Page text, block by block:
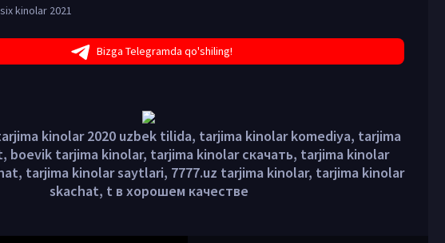
kinolar 2021
Bizga Telegramda qo'shiling!
kinolar 2020 uzbek tilida, tarjima kinolar komediya, tarjima
boevik tarjima kinolar, tarjima kinolar скачать, tarjima kinolar
tarjima kinolar saytlari, 7777.uz tarjima kinolar, tarjima kinolar
skachat, t в хорошем качестве